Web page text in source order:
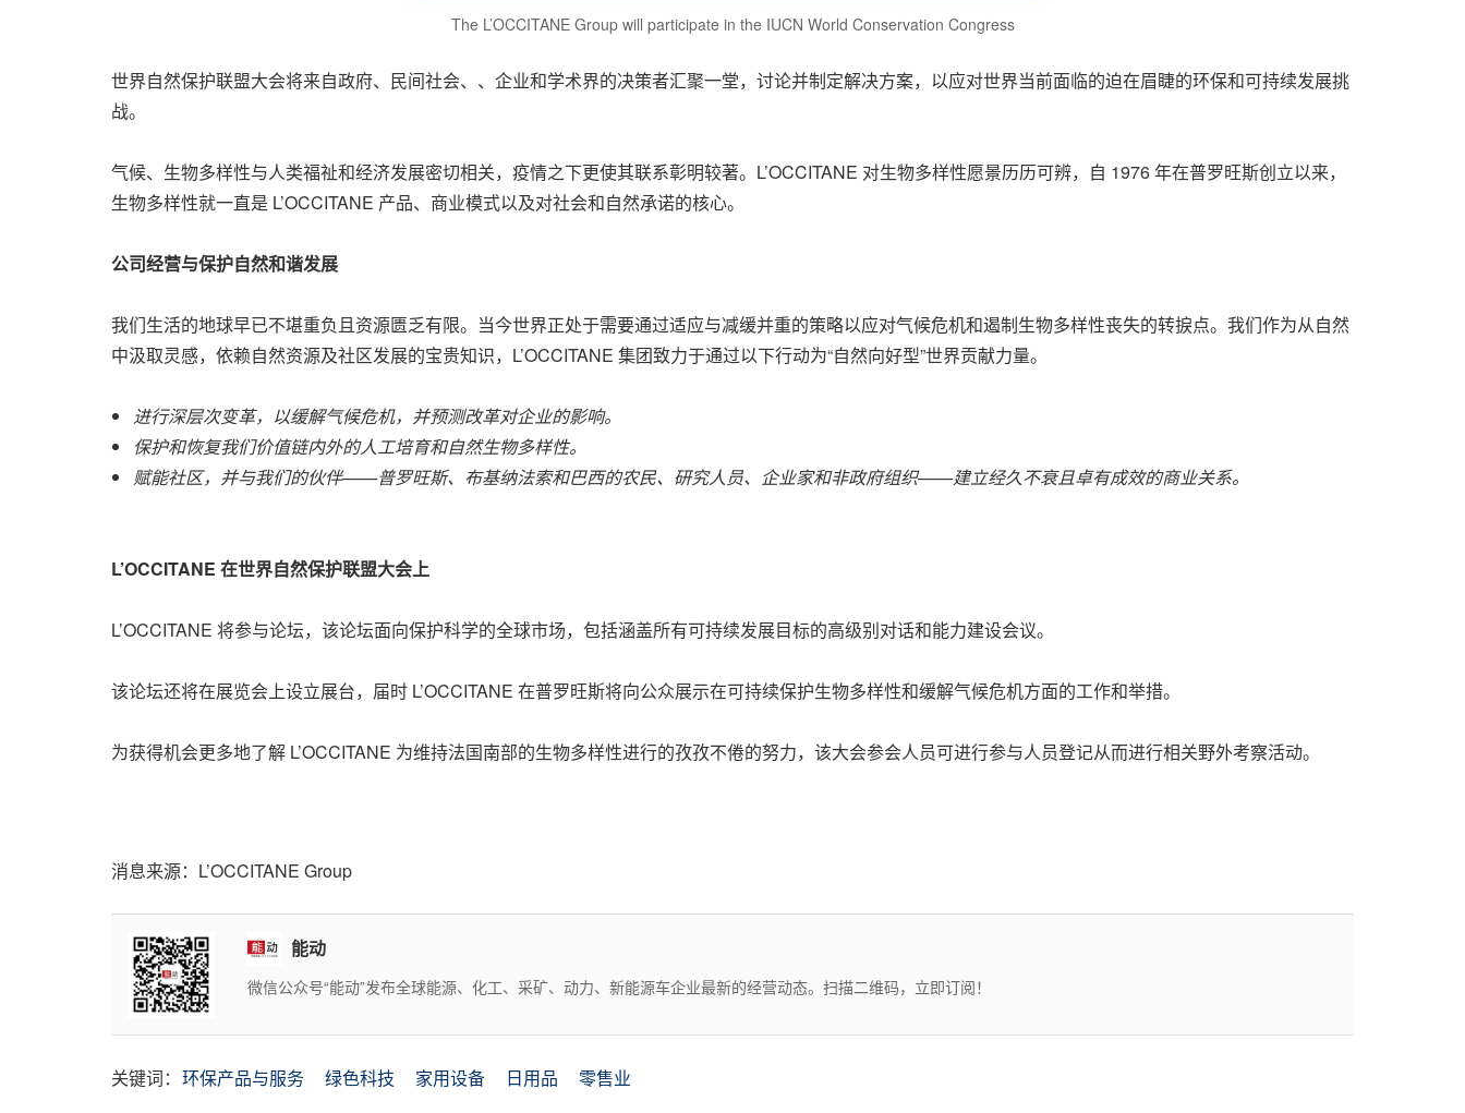
The L’OCCITANE Group will participate in the IUCN World Conservation Congress
世界自然保护联盟大会将来自政府、民间社会、、企业和学术界的决策者汇聚一堂，讨论并制定解决方案，以应对世界当前面临的迫在眉睫的环保和可持续发展挑
战。
气候、生物多样性与人类福祉和经济发展密切相关，疫情之下更使其联系彰明较著。L’OCCITANE 对生物多样性愿景历历可辨，自 1976 年在普罗旺斯创立以来，
生物多样性就一直是 L’OCCITANE 产品、商业模式以及对社会和自然承诺的核心。
公司经营与保护自然和谐发展
我们生活的地球早已不堪重负且资源匮乏有限。当今世界正处于需要通过适应与减缓并重的策略以应对气候危机和遏制生物多样性丧失的转捩点。我们作为从自然
中汲取灵感，依赖自然资源及社区发展的宝贵知识，L’OCCITANE 集团致力于通过以下行动为“自然向好型”世界贡献力量。
进行深层次变革，以缓解气候危机，并预测改革对企业的影响。
保护和恢复我们价值链内外的人工培育和自然生物多样性。
赋能社区，并与我们的伙伴——普罗旺斯、布基纳法索和巴西的农民、研究人员、企业家和非政府组织——建立经久不衰且卓有成效的商业关系。
L’OCCITANE 在世界自然保护联盟大会上
L’OCCITANE 将参与论坛，该论坛面向保护科学的全球市场，包括涵盖所有可持续发展目标的高级别对话和能力建设会议。
该论坛还将在展览会上设立展台，届时 L’OCCITANE 在普罗旺斯将向公众展示在可持续保护生物多样性和缓解气候危机方面的工作和举措。
为获得机会更多地了解 L’OCCITANE 为维持法国南部的生物多样性进行的孜孜不倦的努力，该大会参会人员可进行参与人员登记从而进行相关野外考察活动。
消息来源：L’OCCITANE Group
能动
微信公众号“能动”发布全球能源、化工、采矿、动力、新能源车企业最新的经营动态。扫描二维码，立即订阅！
关键词： 环保产品与服务 绿色科技 家用设备 日用品 零售业